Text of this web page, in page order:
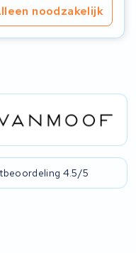
noodzakelijk
4.5/5